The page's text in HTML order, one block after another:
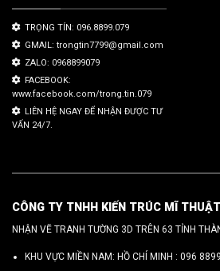
TRỌNG TÍN: 096.8899.079
GMAIL: trongtin7799@gmail.com
ZALO: 0968899079
FACEBOOK:
www.facebook.com/trong.tin.079
LIÊN HỆ NGAY ĐỂ NHẬN ĐƯỢC TƯ
VẤN 24/7.
CÔNG TY TNHH KIẾN TRÚC MĨ
NHẬN VẼ TRANH TƯỜNG 3D TRÊN 63 TỈNH
KHU VỰC MIỀN NAM: HỒ CHÍ MINH : 096